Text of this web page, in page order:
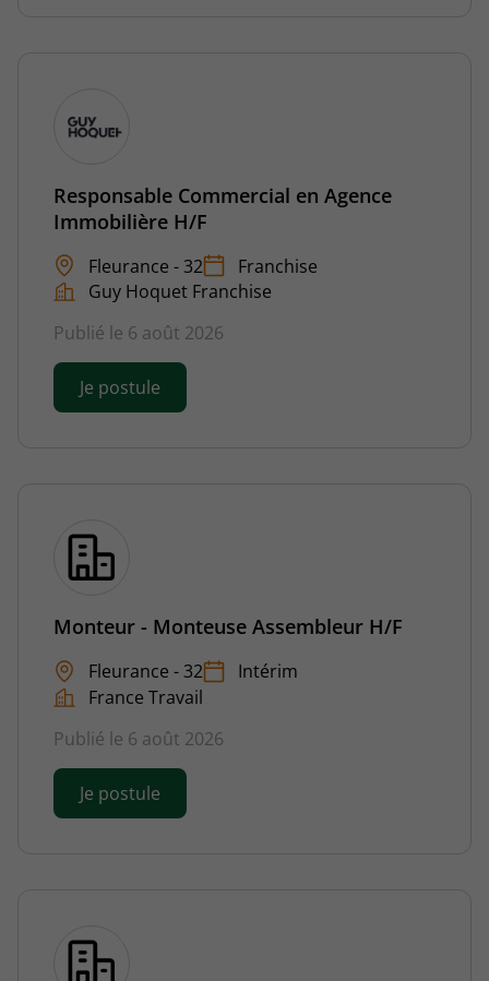
Responsable Commercial en Agence
Immobilière H/F
Fleurance - 32
Franchise
Guy Hoquet Franchise
Publié le 6 août 2026
Je postule
Monteur - Monteuse Assembleur H/F
Fleurance - 32
Intérim
France Travail
Publié le 6 août 2026
Je postule